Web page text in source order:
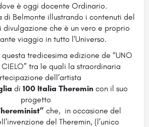
è oggi docente Ordinario.
di Belmonte illustrando i contenuti del
divulgazione che è un vero e proprio
viaggio in tutto l’Universo.
tredicesima edizione de “UNO
CIELO” tra le quali la straordinaria
dell’artista
di 100 Italia Theremincon il suo
progetto
che, in occasione del
del Theremin, (l’unico